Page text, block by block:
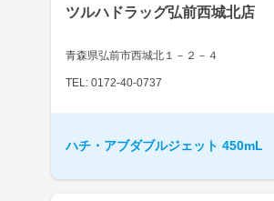
ツルハドラッグ弘前西城北店
青森県弘前市西城北１－２－４
TEL: 0172-40-0737
ハチ・アブダブルジェット 450mL